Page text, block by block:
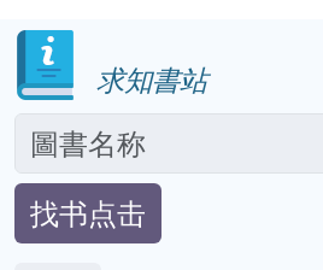
求知書站
找书点击